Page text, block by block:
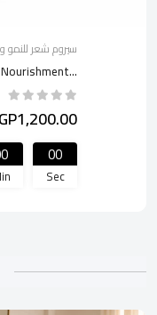
سيروم شعر للنمو
00
Sec